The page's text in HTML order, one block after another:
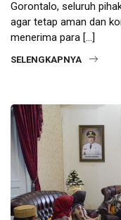
Gorontalo, seluruh
agar tetap aman dan
menerima para […]
SELENGKAPNYA